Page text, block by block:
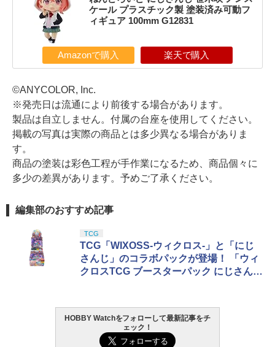
ケール プラスチック製 塗装済み可動フ
ィギュア 100mm G12831
Amazonで購入 楽天で購入
©ANYCOLOR, Inc.
※発売日は流通により前後する場合があります。
製品は自立しません。付属の台座を使用してください。
掲載の写真は実際の商品とは多少異なる場合がありま
す。
商品の塗装は彩色工程が手作業になるため、商品個々に
多少の差異があります。予めご了承ください。
編集部のおすすめ記事
TCG
TCG「WIXOSS-ウィクロス-」と「にじ
さんじ」のコラボパックが登場！ 「ウィ
クロスTCG ブースターパック にじさんじ
HOBBY Watchをフォローして最新記事をチ
ェック！